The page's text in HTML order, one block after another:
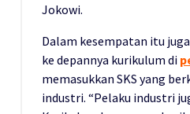
Jokowi.
Dalam kesempatan itu
ke depannya kurikulum di
memasukkan SKS yang
industri. “Pelaku industri